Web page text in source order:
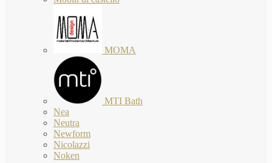
MOMA
MTI Bath
Nea
Neutra
Newform
Nicolazzi
Noken